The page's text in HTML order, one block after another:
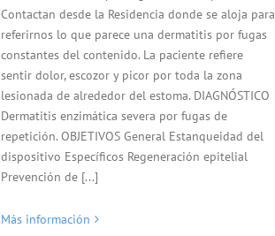
Contactan desde la Residencia donde se aloja para
referirnos lo que parece una dermatitis por fugas
constantes del contenido. La paciente refiere
sentir dolor, escozor y picor por toda la zona
lesionada de alrededor del estoma. DIAGNÓSTICO
Dermatitis enzimática severa por fugas de
repetición. OBJETIVOS General Estanqueidad del
dispositivo Específicos Regeneración epitelial
Prevención de [...]
Más información